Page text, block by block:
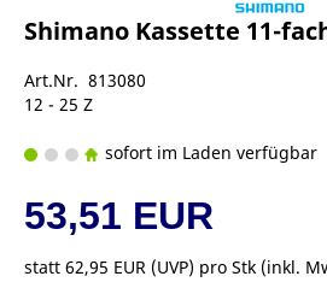
Shimano Kassette 11-
Art.Nr. 813080
12 - 25 Z
sofort im Laden verfügbar
53,51 EUR
statt 62,95 EUR (UVP) pro Stk (inkl.